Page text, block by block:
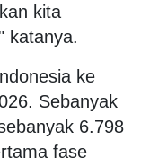
kita
katanya.
ke
Sebanyak
6.798
fase